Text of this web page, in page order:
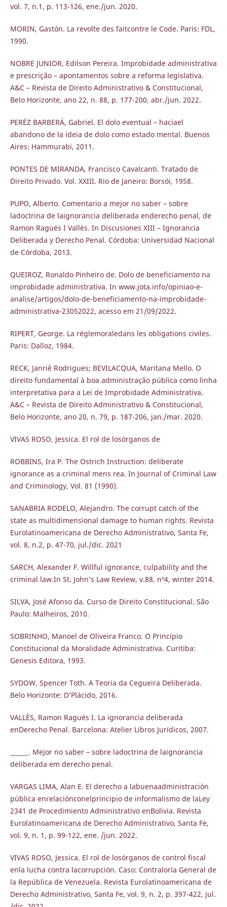
vol. 7, n.1, p. 113-126, ene./jun. 2020.
MORIN, Gastón. La revolte des faitcontre le Code. Paris: FDL,
1990.
NOBRE JUNIOR, Edilson Pereira. Improbidade administrativa
e prescrição – apontamentos sobre a reforma legislativa.
A&C – Revista de Direito Administrativo & Constitucional,
Belo Horizonte, ano 22, n. 88, p. 177-200, abr./jun. 2022.
PERÉZ BARBERÁ, Gabriel. El dolo eventual – haciael
abandono de la ideia de dolo como estado mental. Buenos
Aires: Hammurabi, 2011.
PONTES DE MIRANDA, Francisco Cavalcanti. Tratado de
Direito Privado. Vol. XXIII. Rio de Janeiro: Borsói, 1958.
PUPO, Alberto. Comentario a mejor no saber – sobre
ladoctrina de laignorancia deliberada enderecho penal, de
Ramon Ragués I Vallès. In Discusiones XIII – Ignorancia
Deliberada y Derecho Penal. Córdoba: Universidad Nacional
de Córdoba, 2013.
QUEIROZ, Ronaldo Pinheiro de. Dolo de beneficiamento na
improbidade administrativa. In www.jota.info/opiniao-e-
analise/artigos/dolo-de-beneficiamento-na-improbidade-
administrativa-23052022, acesso em 21/09/2022.
RIPERT, George. La réglemoraledans les obligations civiles.
Paris: Dalloz, 1984.
RECK, Janriê Rodrigues; BEVILACQUA, Maritana Mello. O
direito fundamental à boa administração pública como linha
interpretativa para a Lei de Improbidade Administrativa.
A&C – Revista de Direito Administrativo & Constitucional,
Belo Horizonte, ano 20, n. 79, p. 187-206, jan./mar. 2020.
VIVAS ROSO, Jessica. El rol de losórganos de
ROBBINS, Ira P. The Ostrich Instruction: deliberate
ignorance as a criminal mens rea. In Journal of Criminal Law
and Criminology, Vol. 81 (1990).
SANABRIA RODELO, Alejandro. The corrupt catch of the
state as multidimensional damage to human rights. Revista
Eurolatinoamericana de Derecho Administrativo, Santa Fe,
vol. 8, n.2, p. 47-70, jul./dic. 2021
SARCH, Alexander F. Willful ignorance, culpability and the
criminal law.In St. John’s Law Review, v.88, nº4, winter 2014.
SILVA, José Afonso da. Curso de Direito Constitucional. São
Paulo: Malheiros, 2010.
SOBRINHO, Manoel de Oliveira Franco. O Princípio
Constitucional da Moralidade Administrativa. Curitiba:
Genesis Editora, 1993.
SYDOW, Spencer Toth. A Teoria da Cegueira Deliberada.
Belo Horizonte: D’Plácido, 2016.
VALLÈS, Ramon Ragués I. La ignorancia deliberada
enDerecho Penal. Barcelona: Atelier Libros Jurídicos, 2007.
______. Mejor no saber – sobre ladoctrina de laignorancia
deliberada em derecho penal.
VARGAS LIMA, Alan E. El derecho a labuenaadministración
pública enrelaciónconelprincipio de informalismo de laLey
2341 de Procedimiento Administrativo enBolivia. Revista
Eurolatinoamericana de Derecho Administrativo, Santa Fe,
vol. 9, n. 1, p. 99-122, ene. /jun. 2022.
VIVAS ROSO, Jessica. El rol de losórganos de control fiscal
enla lucha contra lacorrupción. Caso: Contraloría General de
la República de Venezuela. Revista Eurolatinoamericana de
Derecho Administrativo, Santa Fe, vol. 9, n. 2, p. 397-422, jul.